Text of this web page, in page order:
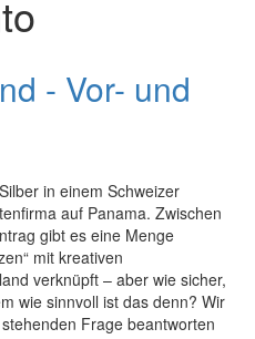
- Vor- und
in einem Schweizer
auf Panama. Zwischen
gibt es eine Menge
mit kreativen
verknüpft – aber wie sicher,
wie sinnvoll ist das denn? Wir
Frage beantworten